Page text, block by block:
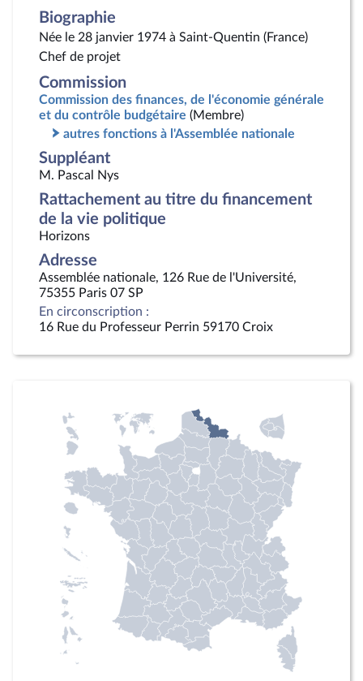
Biographie
Née le 28 janvier 1974 à Saint-Quentin (France)
Chef de projet
Commission
Commission des finances, de l'économie générale
et du contrôle budgétaire (Membre)
autres fonctions à l'Assemblée nationale
Suppléant
M. Pascal Nys
Rattachement au titre du financement
de la vie politique
Horizons
Adresse
Assemblée nationale, 126 Rue de l'Université,
75355 Paris 07 SP
En circonscription :
16 Rue du Professeur Perrin 59170 Croix